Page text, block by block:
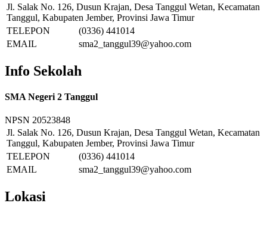
Jl. Salak No. 126, Dusun Krajan, Desa Tanggul Wetan, Kecamatan
Tanggul, Kabupaten Jember, Provinsi Jawa Timur
TELEPON
(0336) 441014
EMAIL
sma2_tanggul39@yahoo.com
Info Sekolah
SMA Negeri 2 Tanggul
NPSN 20523848
Jl. Salak No. 126, Dusun Krajan, Desa Tanggul Wetan, Kecamatan
Tanggul, Kabupaten Jember, Provinsi Jawa Timur
TELEPON
(0336) 441014
EMAIL
sma2_tanggul39@yahoo.com
Lokasi